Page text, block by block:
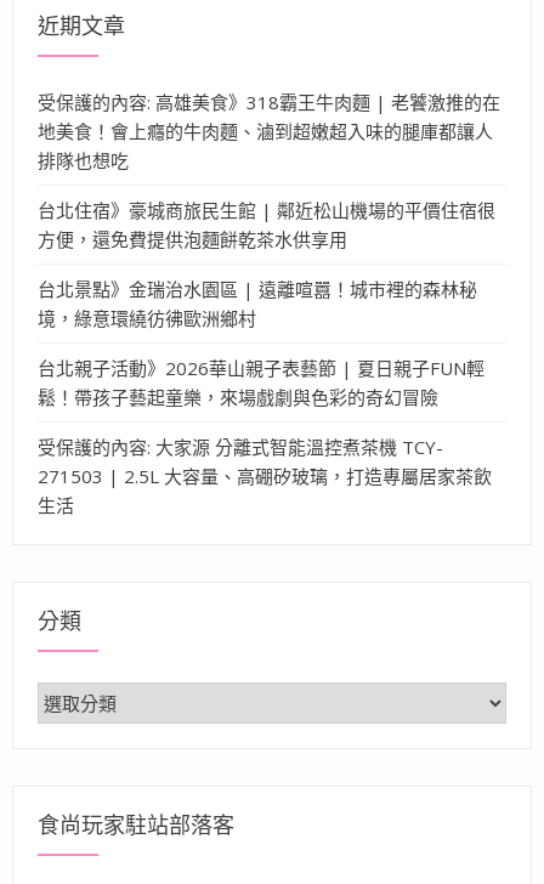
近期文章
受保護的內容: 高雄美食》318霸王牛肉麵 | 老饕激推的在
地美食！會上癮的牛肉麵、滷到超嫩超入味的腿庫都讓人
排隊也想吃
台北住宿》豪城商旅民生館 | 鄰近松山機場的平價住宿很
方便，還免費提供泡麵餅乾茶水供享用
台北景點》金瑞治水園區 | 遠離喧囂！城市裡的森林秘
境，綠意環繞彷彿歐洲鄉村
台北親子活動》2026華山親子表藝節 | 夏日親子FUN輕
鬆！帶孩子藝起童樂，來場戲劇與色彩的奇幻冒險
受保護的內容: 大家源 分離式智能溫控煮茶機 TCY-
271503 | 2.5L 大容量、高硼矽玻璃，打造專屬居家茶飲
生活
分類
分
類
食尚玩家駐站部落客